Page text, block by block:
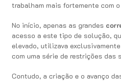
trabalham mais fortemente com
No início, apenas as grandes
acesso a este tipo de solução,
elevado, utilizava
com uma série de restrições das
Contudo, a criação e o avanço